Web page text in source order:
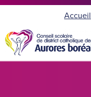
Accueil